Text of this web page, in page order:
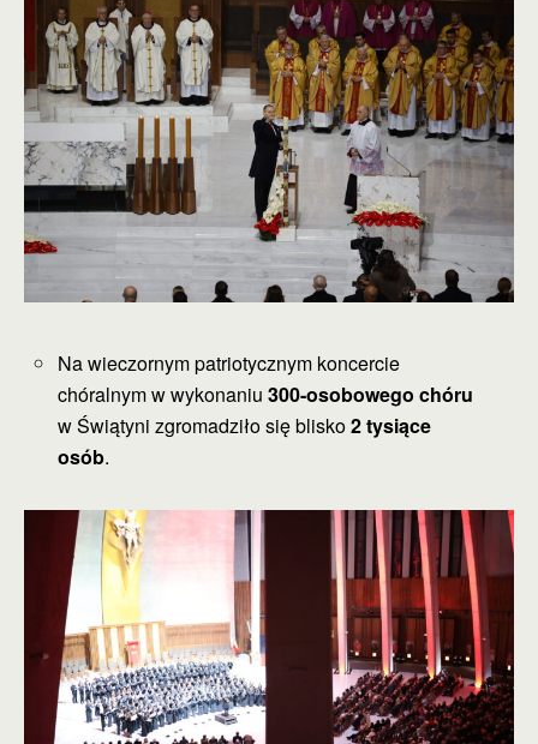
Na wieczornym patriotycznym koncercie
chóralnym w wykonaniu300-osobowego chóru
w Świątyni zgromadziło się blisko2 tysiące
osób.